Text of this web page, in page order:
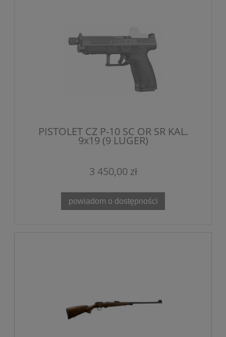
PISTOLET CZ P-10 SC OR SR KAL.
9x19 (9 LUGER)
3 450,00 zł
powiadom o dostępności